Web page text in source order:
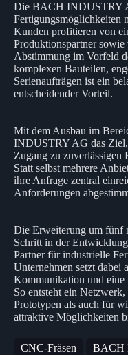
Die BACH INDUSTRY
Fertigungsmöglichkeiten
Kunden profitieren von
Produktionspartner
Abstimmung im Vorfeld
komplexen Bauteilen,
Serienaufträgen ist ein
entscheidender Vorteil.
Mit dem Ausbau im
INDUSTRY AG das Ziel,
Zugang zu zuverlässigen
Statt selbst mehrere
ihre Anfrage zentral
Anforderungen
Die Erweiterung um fünf
Schritt in der
Partner für industrielle
Unternehmen setzt dabei
Kommunikation und eine
So entsteht ein
Prototypen als auch für
attraktive Möglichkeiten
CNC-Fräsen BACH